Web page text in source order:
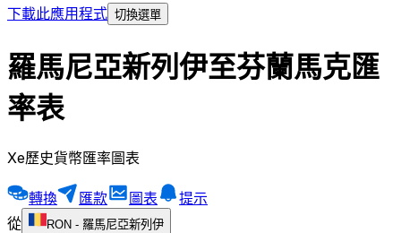
下載此應用程式 切換選單
羅馬尼亞新列伊至芬蘭馬克匯
率表
Xe歷史貨幣匯率圖表
轉換 匯款 圖表
提示
從
RON - 羅馬尼亞新列伊